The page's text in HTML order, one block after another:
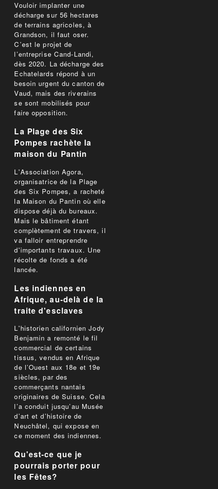
Vouloir implanter une
décharge sur 56 hectares
de terrains agricoles, à
Grandson, il faut oser.
C’est le projet de
l’entreprise Cand-Landi,
dès 2020. La décharge des
Echatelards répond à un
besoin urgent du canton de
Vaud, mais des riverains
se sont mobilisés pour
faire opposition.
La Plage des Six
Pompes rachète la
maison du Pantin
L'Association Agora,
organisatrice de la Plage
des Six Pompes, a racheté
la Maison du Pantin où elle
dispose déjà du bureaux.
Mais le bâtiment étant
complètement de travers, il
va falloir entreprendre
d'importants travaux. Une
récolte de fonds a été
lancée.
Les indiennes en
Afrique, au-delà de la
traite d'esclaves
L'historien californien Jody
Benjamin a remonté le fil
commercial de certains
tissus, vendus en Afrique
de l’Ouest aux 18e et 19e
siècles, par des
commerçants nantais
originaires de Suisse. Cela
l’a conduit jusqu’au Musée
d’art et d’histoire de
Neuchâtel, qui expose en
ce moment des indiennes.
Qu'est-ce que je
pourrais porter pour
les Fêtes?